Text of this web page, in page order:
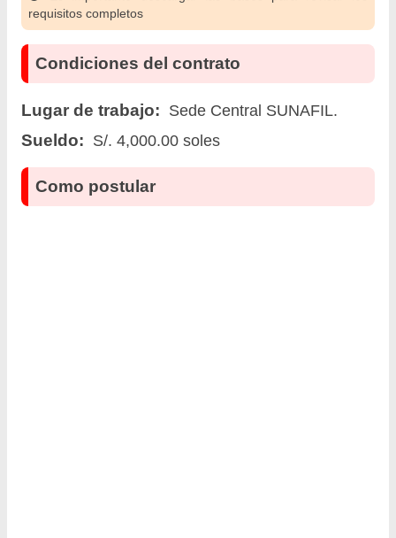
requisitos completos
Condiciones del contrato
Lugar de trabajo: Sede Central SUNAFIL.
Sueldo: S/. 4,000.00 soles
Como postular